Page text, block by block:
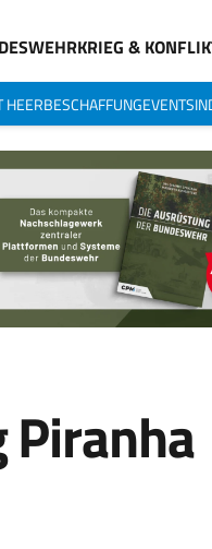
KRIEG &
HEERBESCHAFFUNGEVENTS